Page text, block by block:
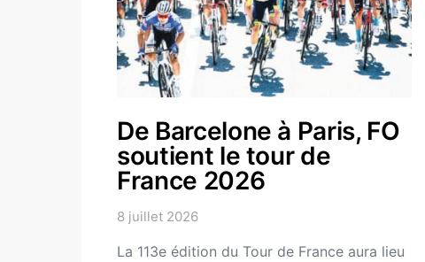
De Barcelone à Paris, FO
soutient le tour de
France 2026
8 juillet 2026
La 113e édition du Tour de France aura lieu